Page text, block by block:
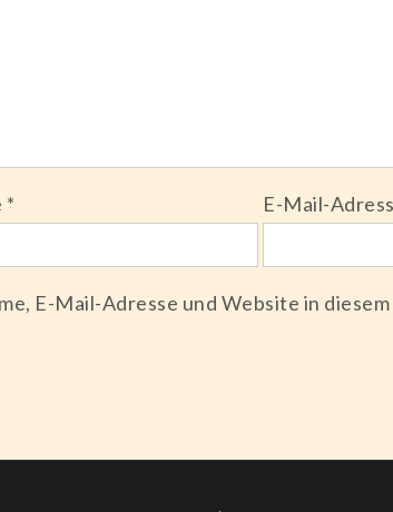
* E-Mail-
E-Mail-Adresse und Website in